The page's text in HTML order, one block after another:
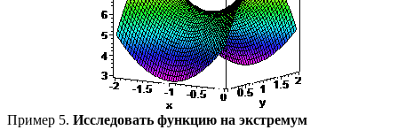
Пример 5. Исследовать функцию на экстремум